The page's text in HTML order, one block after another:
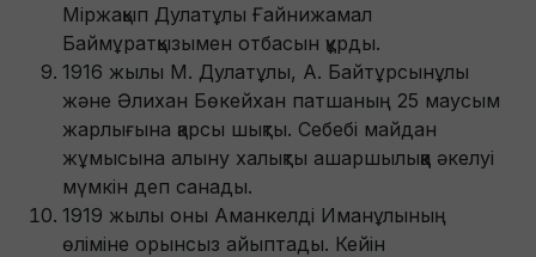
Міржақып Дулатұлы Ғайнижамал
Баймұратқызымен отбасын құрды.
1916 жылы М. Дулатұлы, А. Байтұрсынұлы
және Әлихан Бөкейхан патшаның 25 маусым
жарлығына қарсы шықты. Себебі майдан
жұмысына алыну халықты ашаршылыққа әкелуі
мүмкін деп санады.
1919 жылы оны Аманкелді Иманұлының
өліміне орынсыз айыптады. Кейін